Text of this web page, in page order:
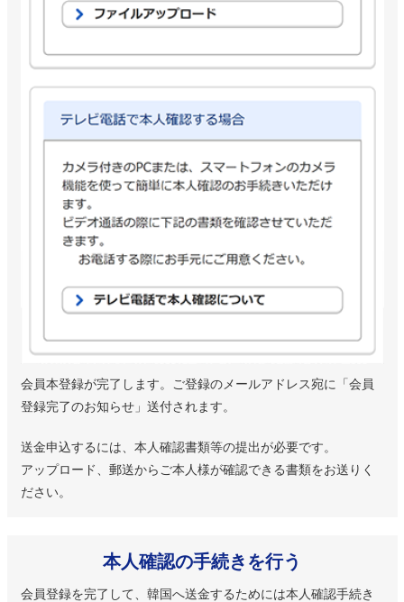
会員本登録が完了します。ご登録のメールアドレス宛に「会員
登録完了のお知らせ」送付されます。
送金申込するには、本人確認書類等の提出が必要です。
アップロード、郵送からご本人様が確認できる書類をお送りく
ださい。
本人確認の手続きを行う
会員登録を完了して、韓国へ送金するためには本人確認手続き